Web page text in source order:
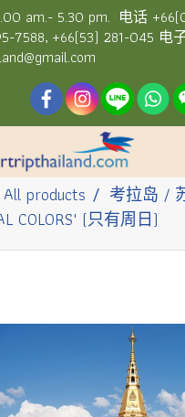
am.- 5.30 pm. 电话
7588, +66(53) 281-045 电
All products 考拉岛 /
COLORS" (只有周日)